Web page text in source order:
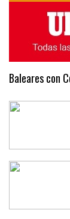
Baleares con